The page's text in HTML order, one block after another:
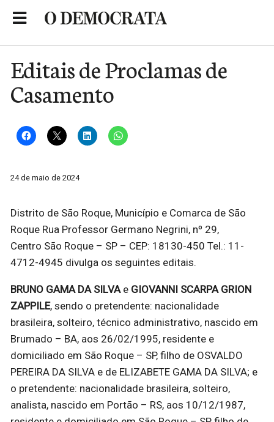
Editais de Proclamas de
Casamento
24 de maio de 2024
Distrito de São Roque, Município e Comarca de São
Roque Rua Professor Germano Negrini, nº 29,
Centro São Roque – SP – CEP: 18130-450 Tel.: 11-
4712-4945 divulga os seguintes editais.
BRUNO GAMA DA SILVAe GIOVANNI SCARPA GRION
ZAPPILE, sendo o pretendente: nacionalidade
brasileira, solteiro, técnico administrativo, nascido em
Brumado – BA, aos 26/02/1995, residente e
domiciliado em São Roque – SP, filho de OSVALDO
PEREIRA DA SILVA e de ELIZABETE GAMA DA SILVA; e
o pretendente: nacionalidade brasileira, solteiro,
analista, nascido em Portão – RS, aos 10/12/1987,